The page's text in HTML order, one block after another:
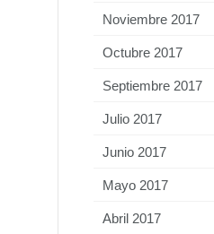
Noviembre 2017
Octubre 2017
Septiembre 2017
Julio 2017
Junio 2017
Mayo 2017
Abril 2017